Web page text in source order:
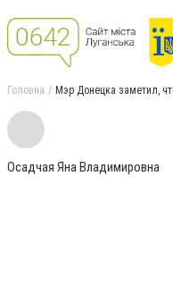
Головна Мэр Донецка заметил,
Осадчая Яна Владимировна